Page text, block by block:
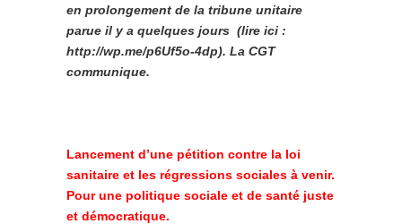
en prolongement de la tribune unitaire
parue il y a quelques jours (lire ici :
http://wp.me/p6Uf5o-4dp). La CGT
communique.
Lancement d’une pétition contre la loi
sanitaire et les régressions sociales à venir.
Pour une politique sociale et de santé juste
et démocratique.